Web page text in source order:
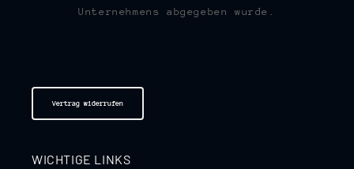
Unternehmens abgegeben wurde.
Vertrag widerrufen
WICHTIGE LINKS